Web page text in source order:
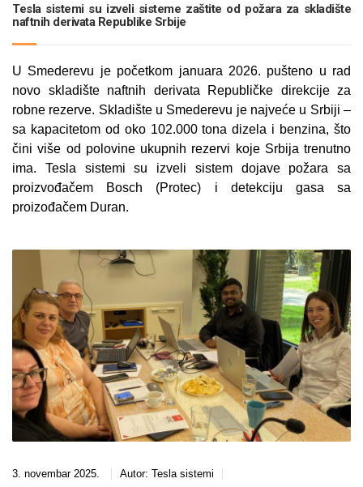
Tesla sistemi su izveli sisteme zaštite od požara za skladište
naftnih derivata Republike Srbije
U Smederevu je početkom januara 2026. pušteno u rad
novo skladište naftnih derivata Republičke direkcije za
robne rezerve. Skladište u Smederevu je najveće u Srbiji –
sa kapacitetom od oko 102.000 tona dizela i benzina, što
čini više od polovine ukupnih rezervi koje Srbija trenutno
ima. Tesla sistemi su izveli sistem dojave požara sa
proizvođačem Bosch (Protec) i detekciju gasa sa
proizođačem Duran.
3. novembar 2025. Autor: Tesla sistemi